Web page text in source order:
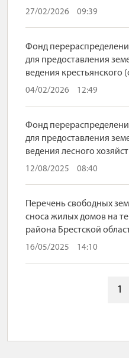
27/02/2026 09:39
Фонд
для предоставления
ведения крестьянского
04/02/2026 12:49
Фонд
для предоставления
ведения лесного
12/08/2025 08:40
Перечень свободных
сноса жилых домов на
района Брестской
16/05/2025 14:10
1